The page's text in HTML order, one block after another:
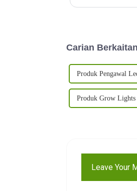
Carian Berkaitan
Produk Pengawal
Produk Grow Lights
Leave Your